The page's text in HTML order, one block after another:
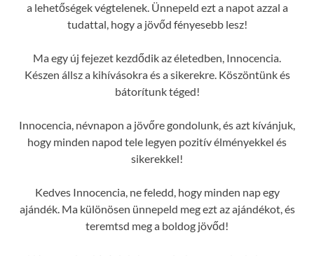
a lehetőségek végtelenek. Ünnepeld ezt a napot azzal a
tudattal, hogy a jövőd fényesebb lesz!
Ma egy új fejezet kezdődik az életedben, Innocencia.
Készen állsz a kihívásokra és a sikerekre. Köszöntünk és
bátorítunk téged!
Innocencia, névnapon a jövőre gondolunk, és azt kívánjuk,
hogy minden napod tele legyen pozitív élményekkel és
sikerekkel!
Kedves Innocencia, ne feledd, hogy minden nap egy
ajándék. Ma különösen ünnepeld meg ezt az ajándékot, és
teremtsd meg a boldog jövőd!